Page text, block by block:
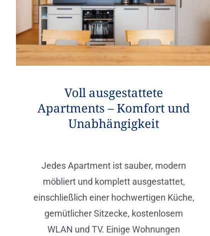
Voll ausgestattete
Apartments – Komfort und
Unabhängigkeit
Jedes Apartment ist sauber, modern
möbliert und komplett ausgestattet,
einschließlich einer hochwertigen Küche,
gemütlicher Sitzecke, kostenlosem
WLAN und TV. Einige Wohnungen